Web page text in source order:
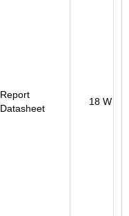
Report
Datasheet
18 W